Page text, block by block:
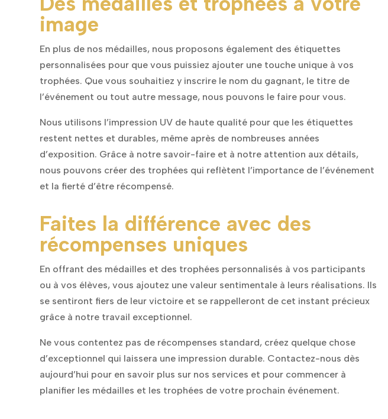
image
En plus de nos médailles, nous proposons également des étiquettes
personnalisées pour que vous puissiez ajouter une touche unique à vos
trophées. Que vous souhaitiez y inscrire le nom du gagnant, le titre de
l’événement ou tout autre message, nous pouvons le faire pour vous.
Nous utilisons l’impression UV de haute qualité pour que les étiquettes
restent nettes et durables, même après de nombreuses années
d’exposition. Grâce à notre savoir-faire et à notre attention aux détails,
nous pouvons créer des trophées qui reflètent l’importance de l’événement
et la fierté d’être récompensé.
Faites la différence avec des
récompenses uniques
En offrant des médailles et des trophées personnalisés à vos participants
ou à vos élèves, vous ajoutez une valeur sentimentale à leurs réalisations. Ils
se sentiront fiers de leur victoire et se rappelleront de cet instant précieux
grâce à notre travail exceptionnel.
Ne vous contentez pas de récompenses standard, créez quelque chose
d’exceptionnel qui laissera une impression durable. Contactez-nous dès
aujourd’hui pour en savoir plus sur nos services et pour commencer à
planifier les médailles et les trophées de votre prochain événement.